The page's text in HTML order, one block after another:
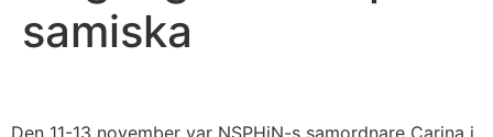
samiska